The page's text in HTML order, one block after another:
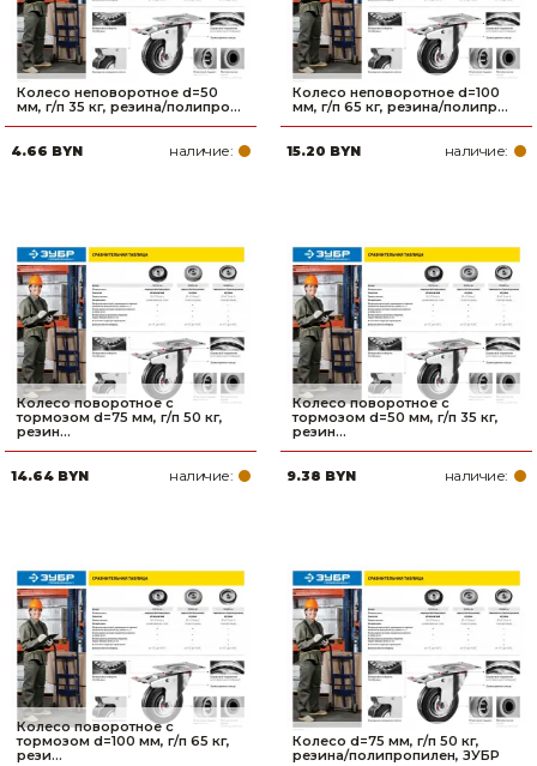
Колесо неповоротное d=50
мм, г/п 35 кг, резина/полипро...
4.66 BYN наличие:
Колесо неповоротное d=100
мм, г/п 65 кг, резина/полипр...
15.20 BYN наличие:
Колесо поворотное с
тормозом d=75 мм, г/п 50 кг,
резин...
14.64 BYN наличие:
Колесо поворотное с
тормозом d=50 мм, г/п 35 кг,
резин...
9.38 BYN наличие:
Колесо поворотное с
тормозом d=100 мм, г/п 65 кг,
рези...
Колесо d=75 мм, г/п 50 кг,
резина/полипропилен, ЗУБР